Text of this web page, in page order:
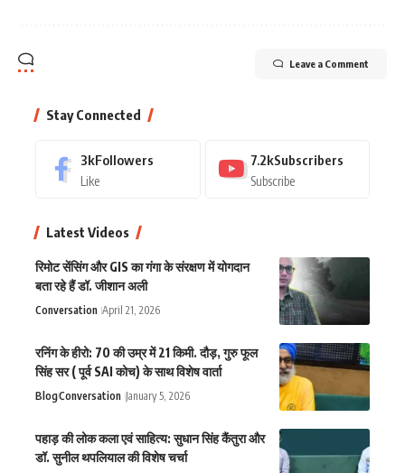
Leave a Comment
Stay Connected
3kFollowers
Like
7.2kSubscribers
Subscribe
Latest Videos
रिमोट सेंसिंग और GIS का गंगा के संरक्षण में योगदान
बता रहे हैं डॉ. जीशान अली
Conversation April 21, 2026
रनिंग के हीरो: 70 की उम्र में 21 किमी. दौड़, गुरु फूल
सिंह सर ( पूर्व SAI कोच) के साथ विशेष वार्ता
BlogConversation January 5, 2026
पहाड़ की लोक कला एवं साहित्य: सुधान सिंह कैंतुरा और
डॉ. सुनील थपलियाल की विशेष चर्चा